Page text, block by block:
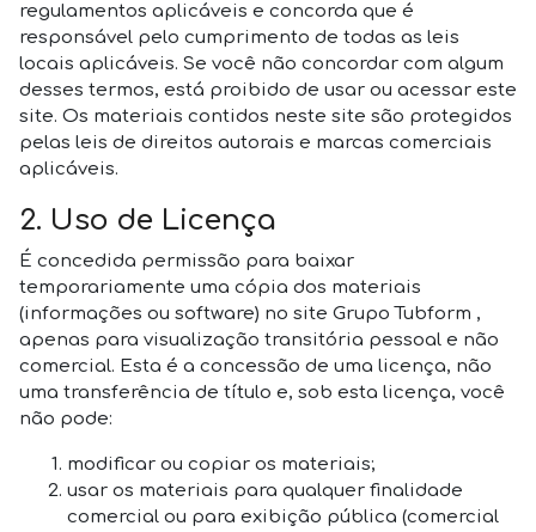
regulamentos aplicáveis ​​e concorda que é
responsável pelo cumprimento de todas as leis
locais aplicáveis. Se você não concordar com algum
desses termos, está proibido de usar ou acessar este
site. Os materiais contidos neste site são protegidos
pelas leis de direitos autorais e marcas comerciais
aplicáveis.
2. Uso de Licença
É concedida permissão para baixar
temporariamente uma cópia dos materiais
(informações ou software) no site Grupo Tubform ,
apenas para visualização transitória pessoal e não
comercial. Esta é a concessão de uma licença, não
uma transferência de título e, sob esta licença, você
não pode:
modificar ou copiar os materiais;
usar os materiais para qualquer finalidade
comercial ou para exibição pública (comercial